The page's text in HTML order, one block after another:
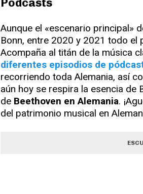
Podcasts
Aunque el «escenario principal»
Bonn, entre 2020 y 2021 todo el
Acompaña al titán de la música
diferentes episodios de
recorriendo toda Alemania, así
aún hoy se respira la esencia de
de Beethoven en Alemania.
del patrimonio musical en